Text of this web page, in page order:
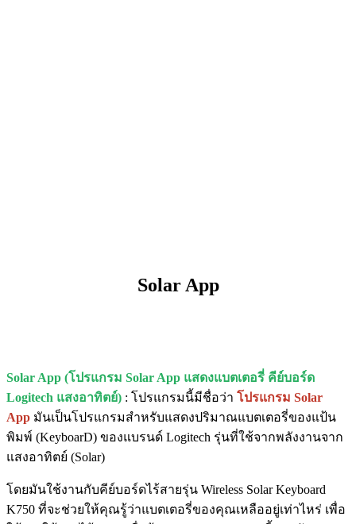
Solar App
Solar App (โปรแกรม Solar App แสดงแบตเตอรี่ คีย์บอร์ด
Logitech แสงอาทิตย์) : โปรแกรมนี้มีชื่อว่า โปรแกรม Solar
App มันเป็นโปรแกรมสำหรับแสดงปริมาณแบตเตอรี่ของแป้น
พิมพ์ (KeyboarD) ของแบรนด์ Logitech รุ่นที่ใช้จากพลังงานจาก
แสงอาทิตย์ (Solar)
โดยมันใช้งานกับคีย์บอร์ดไร้สายรุ่น Wireless Solar Keyboard
K750 ที่จะช่วยให้คุณรู้ว่าแบตเตอรี่ของคุณเหลืออยู่เท่าไหร่ เพื่อ